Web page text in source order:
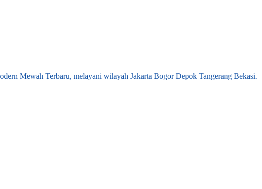
Mewah Terbaru, melayani wilayah Jakarta Bogor Depok Tangerang Bekasi.